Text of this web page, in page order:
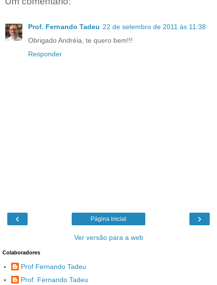
Prof. Fernando Tadeu 22 de setembro de 2011 às 11:38
Obrigado Andréia, te quero bem!!!
Responder
‹ ›
Página inicial
Ver versão para a web
Colaboradores
Prof Fernando Tadeu
Prof. Fernando Tadeu